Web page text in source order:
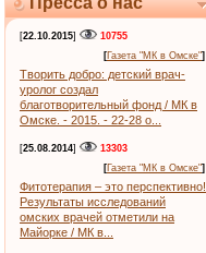
[22.10.2015]
10755
[Газета "МК в Омске"]
Творить добро: детский врач-
уролог создал
благотворительный фонд / МК в
Омске. - 2015. - 22-28 о...
[25.08.2014]
13303
[Газета "МК в Омске"]
Фитотерапия – это перспективно!
Результаты исследований
омских врачей отметили на
Майорке / МК в...